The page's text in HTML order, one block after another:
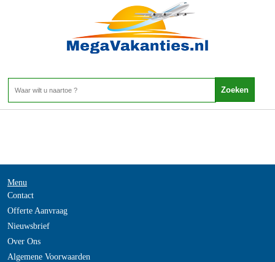
Home>
Menu
Contact
Offerte Aanvraag
Nieuwsbrief
Over Ons
Algemene Voorwaarden